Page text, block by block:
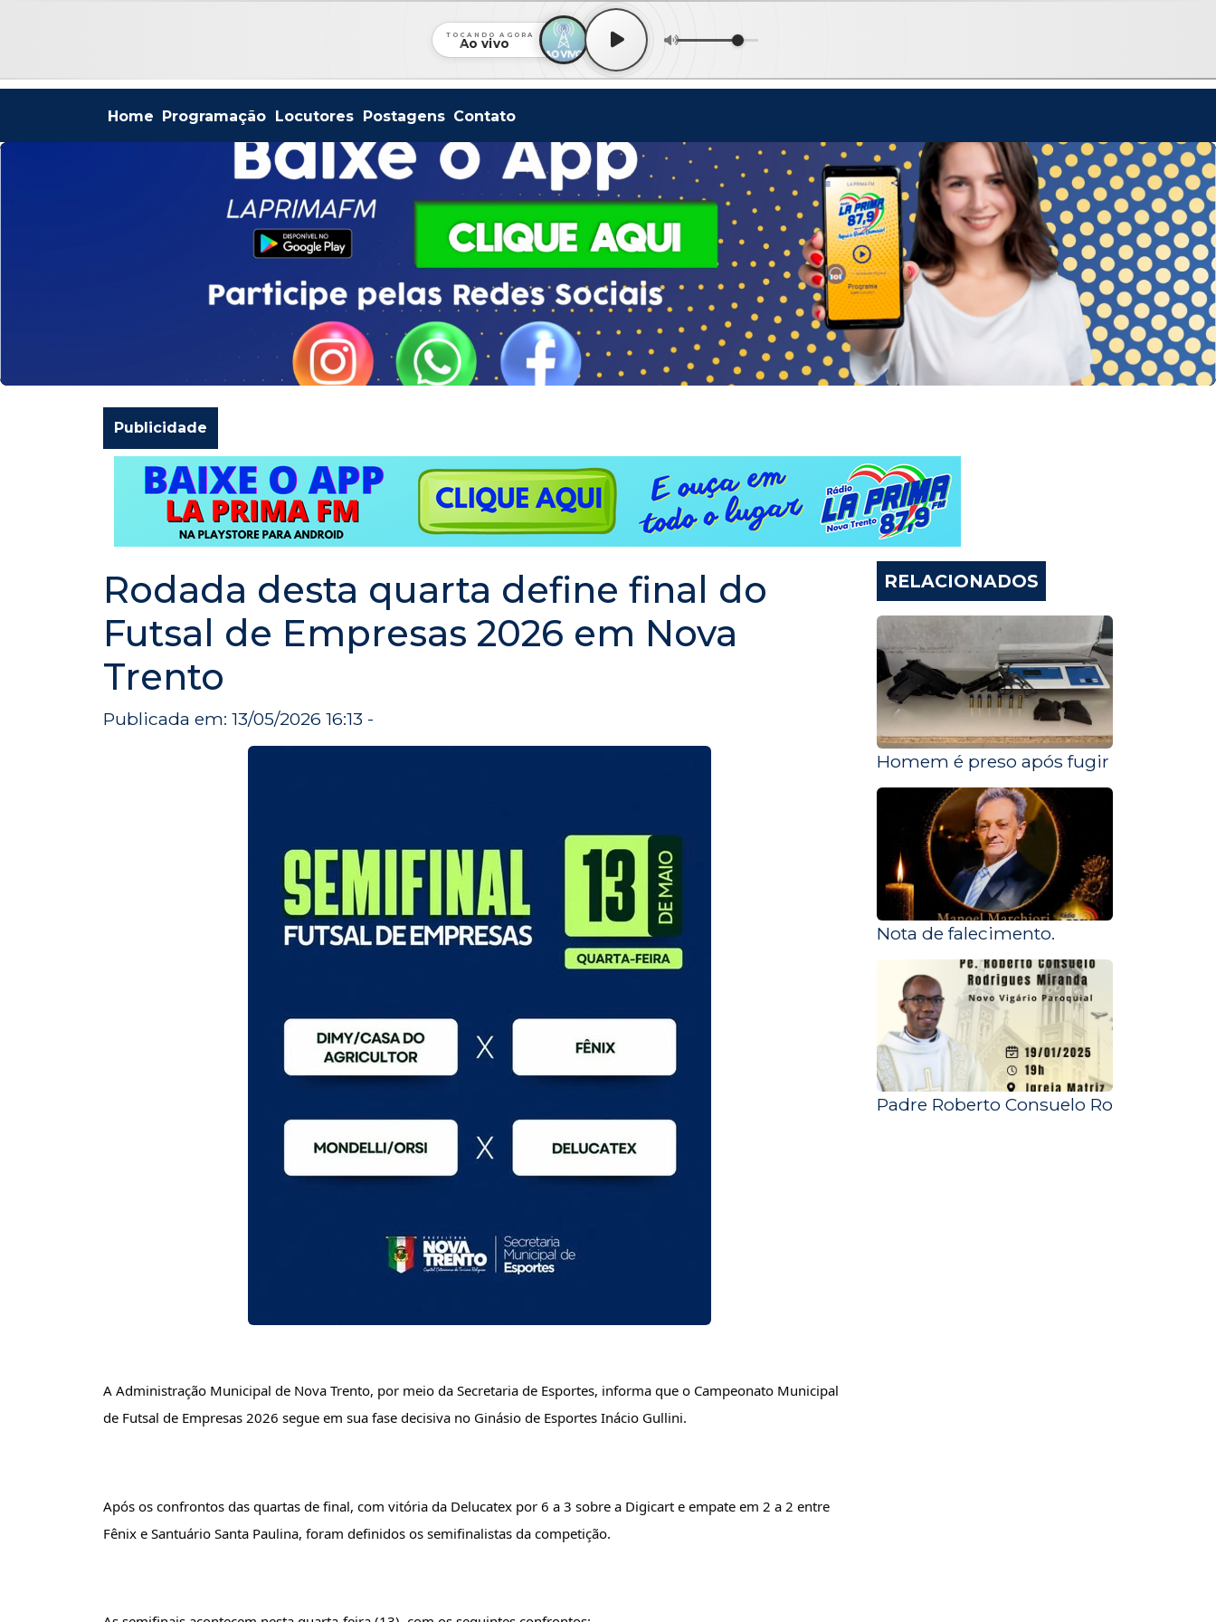
TOCANDO AGORA
Ao vivo
Home Programação Locutores Postagens Contato
Publicidade
Rodada desta quarta define final do
Futsal de Empresas 2026 em Nova
Trento
Publicada em: 13/05/2026 16:13 -
A Administração Municipal de Nova Trento, por meio da Secretaria de Esportes, informa que o Campeonato Municipal
de Futsal de Empresas 2026 segue em sua fase decisiva no Ginásio de Esportes Inácio Gullini.
Após os confrontos das quartas de final, com vitória da Delucatex por 6 a 3 sobre a Digicart e empate em 2 a 2 entre
Fênix e Santuário Santa Paulina, foram definidos os semifinalistas da competição.
RELACIONADOS
Homem é preso após fugir e resistir à
Nota de falecimento.
Padre Roberto Consuelo Rodrigues